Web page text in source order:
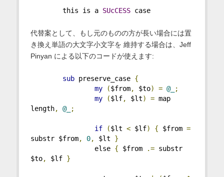
this is a SUcCESS case
代替案として、もし元のものの方が長い場合には置
き換え単語の大文字小文字を 維持する場合は、Jeff
Pinyan による以下のコードが使えます:
sub preserve_case {
my
($from, $to) = @_
;
my
($lf, $lt) = map
length, @_ ;
if ($lt < $lf) { $from =
substr $from, 0, $lt }
else { $from .= substr
$to, $lf }